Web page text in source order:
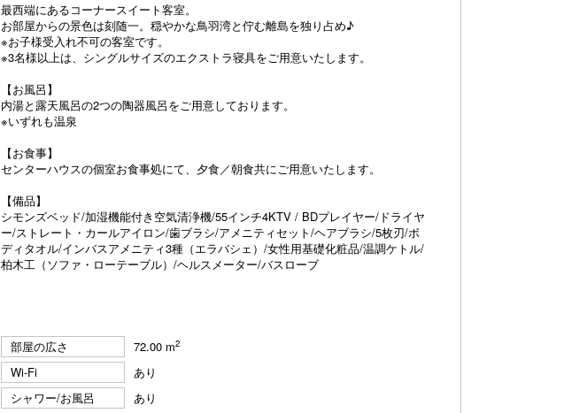
最西端にあるコーナースイート客室。
お部屋からの景色は刻随一。穏やかな鳥羽湾と佇む離島を独り占め♪
※お子様受入れ不可の客室です。
※3名様以上は、シングルサイズのエクストラ寝具をご用意いたします。
【お風呂】
内湯と露天風呂の2つの陶器風呂をご用意しております。
※いずれも温泉
【お食事】
センターハウスの個室お食事処にて、夕食／朝食共にご用意いたします。
【備品】
シモンズベッド/加湿機能付き空気清浄機/55インチ4KTV / BDプレイヤー/ドライヤ
ー/ストレート・カールアイロン/歯ブラシ/アメニティセット/ヘアブラシ/5枚刃/ボ
ディタオル/インバスアメニティ3種（エラバシェ）/女性用基礎化粧品/温調ケトル/
柏木工（ソファ・ローテーブル）/ヘルスメーター/バスローブ
部屋の広さ 72.00 m2
Wi-Fi
あり
シャワー/お風呂
あり